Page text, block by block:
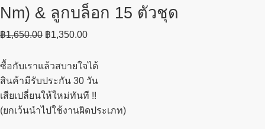
Nm) & ลูกบล็อก 15 ตัวชุด
฿1,650.00 ฿1,350.00
ซื้อกับเราแล้วสบายใจได้
สินค้ามีรับประกัน 30 วัน
เสียเปลี่ยนให้ใหม่ทันที !!
(ยกเว้นนำไปใช้งานผิดประเภท)